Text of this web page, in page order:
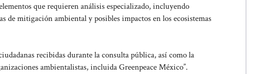
que requieren análisis especializado, incluyendo
de mitigación ambiental y posibles impactos en los ecosistemas
recibidas durante la consulta pública, así como la
ambientalistas, incluida Greenpeace México”.